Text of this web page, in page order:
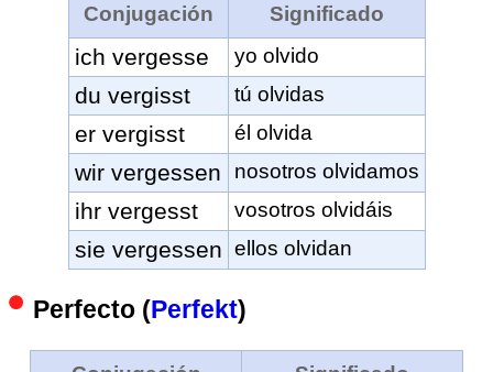
Conjugación Significado
ich vergesse yo olvido
du vergisst tú olvidas
er vergisst él olvida
wir vergessen nosotros olvidamos
ihr vergesst vosotros olvidáis
sie vergessen ellos olvidan
Perfecto (Perfekt)